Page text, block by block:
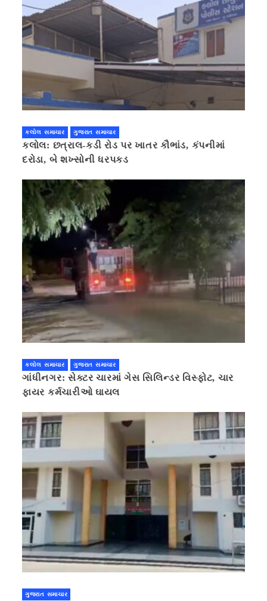
કલોલ સમાચાર ગુજરાત સમાચાર
કલોલ: છત્રાલ-કડી રોડ પર ખાતર કૌભાંડ, કંપનીમાં
દરોડા, બે શખ્સોની ધરપકડ
કલોલ સમાચાર ગુજરાત સમાચાર
ગાંધીનગર: સેક્ટર ચારમાં ગેસ સિલિન્ડર વિસ્ફોટ, ચાર
ફાયર કર્મચારીઓ ઘાયલ
ગુજરાત સમાચાર